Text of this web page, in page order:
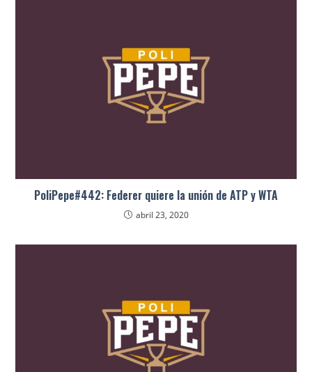
PoliPepe#442: Federer quiere la unión de ATP y WTA
abril 23, 2020